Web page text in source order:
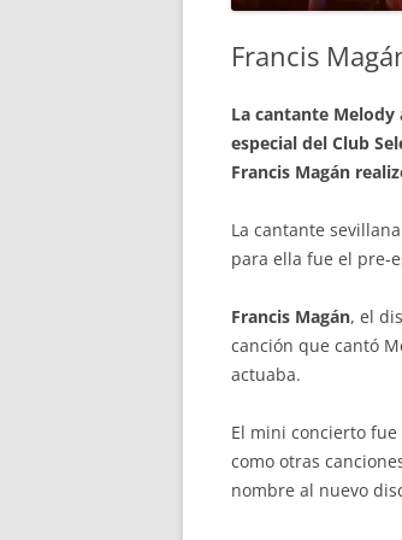
Francis
La cantante Melody
especial del Club
Francis Magán
La cantante
para ella fue el pre-
Francis Magán, el
canción que cantó
actuaba.
El mini concierto
como otras
nombre al nuevo